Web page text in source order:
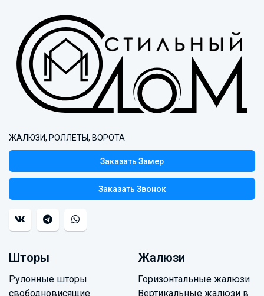
ЖАЛЮЗИ, РОЛЛЕТЫ, ВОРОТА
Заказать Замер
Заказать Звонок
Шторы
Рулонные шторы
свободновисящие
Жалюзи
Горизонтальные жалюзи
Вертикальные жалюзи в